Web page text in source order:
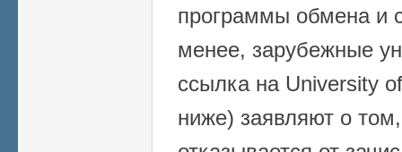
программы обмена и
менее, зарубежные
ссылка на University
ниже) заявляют о